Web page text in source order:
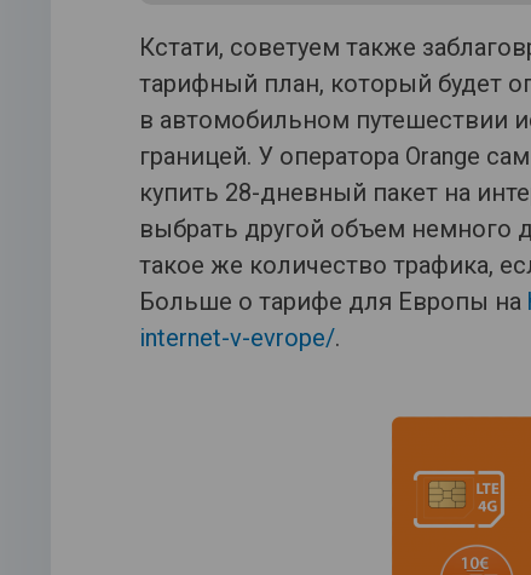
Кстати, советуем также
тарифный план, который будет
в автомобильном путешествии
границей. У оператора Orange
купить 28-дневный пакет на
выбрать другой объем немного
такое же количество трафика,
Больше о тарифе для Европы на
internet-v-evrope/.